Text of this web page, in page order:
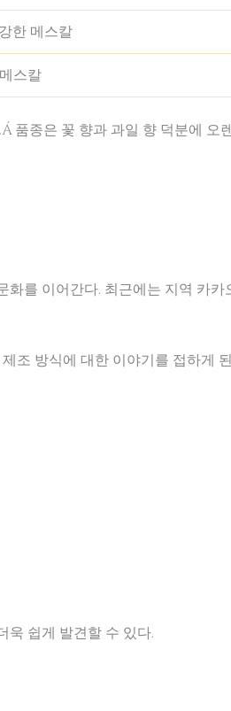
한 메스칼
스칼
종은 꽃 향과 과일 향 덕분에 오
를 이어간다. 최근에는 지역 카카
조 방식에 대한 이야기를 접하게
욱 쉽게 발견할 수 있다.